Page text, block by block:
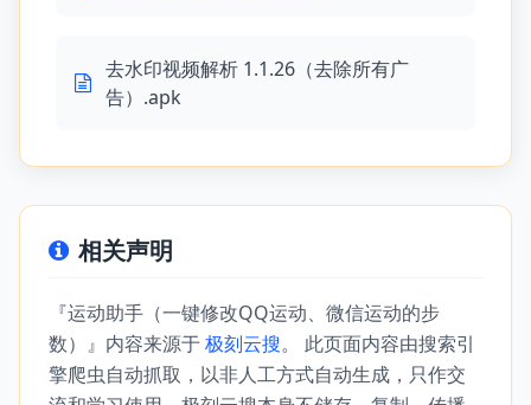
去水印视频解析 1.1.26（去除所有广
告）.apk
相关声明
『运动助手（一键修改QQ运动、微信运动的步
数）』内容来源于极刻云搜。 此页面内容由搜索引
擎爬虫自动抓取，以非人工方式自动生成，只作交